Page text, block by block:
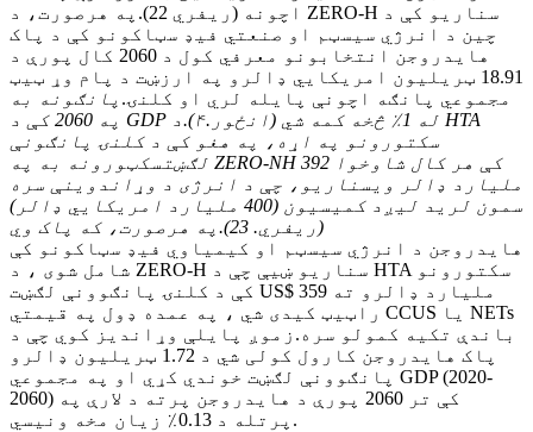
اچونه (ریفري 22).په هرصورت، د ZERO-H سناریو کې د
چین د انرژي سیسټم او صنعتي فیډ سټاکونو کې د پاک
هایدروجن انتخابونو معرفي کول د 2060 کال پورې د
18.91 ټریلیون امریکایي ډالرو په ارزښت د پام وړ ټیټ
مجموعي پانګه اچونې پایله لري او کلنۍ. پانګونه به
په 2060 کې د GDP له 1٪ څخه کمه شي (انځور.
۴).د HTA
سکتورونو په اړه، په هغو کې د کلنۍ پانګونې
لګښت سکټورونه به په ZERO-NH کې هر کال شاوخوا 392
ملیارد ډالر وي سناریو، چې د انرژی د وړاندوینې سره
سمون لري
د لیږد کمیسیون (400 ملیارد امریکایي ډالر)
(ریفري. 23).په هرصورت، که پاک وي
هایدروجن د انرژي سیسټم او کیمیاوي فیډ سټاکونو کې
شامل شوی ، د ZERO-H سناریو ښیې چې د HTA سکتورونو
کې د کلنۍ پانګوونې لګښت US$ 359 ملیارد ډالرو ته
راټیټ کیدی شي ، په عمده ډول په قیمتي CCUS یا NETs
باندې تکیه کمولو سره.زموږ پایلې وړاندیز کوي چې د
پاک هایدروجن کارول کولی شي د 1.72 ټریلیون ډالرو
پانګوونې لګښت خوندي کړي او په مجموعي GDP (2020-
2060) کې تر 2060 پورې د هایدروجن پرته د لارې په
پرتله د 0.13٪ زیان مخه ونیسي.